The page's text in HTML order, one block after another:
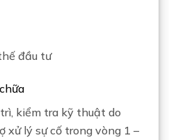
đầu tư
kiểm tra kỹ thuật do
xử lý sự cố trong vòng 1 –